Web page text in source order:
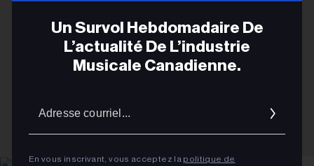
Un Survol Hebdomadaire De
L’actualité De L’industrie
Musicale Canadienne.
En vous inscrivant, vous acceptez la politique de